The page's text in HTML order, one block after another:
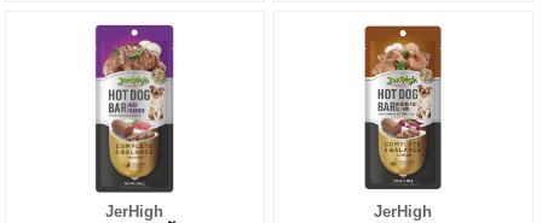
JerHigh JerHigh